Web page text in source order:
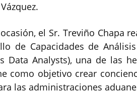
el Sr. Treviño Chapa
de Capacidades de
Data Analysts), una de las
como objetivo crear
las administraciones